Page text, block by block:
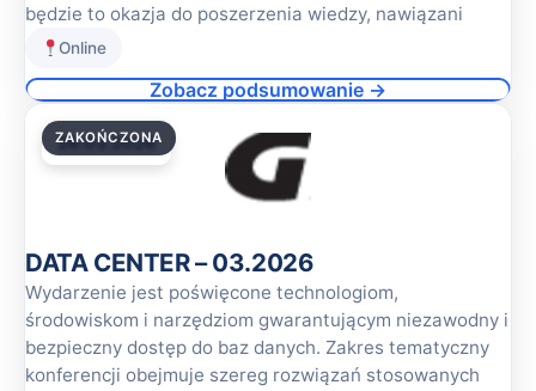
będzie to okazja do poszerzenia wiedzy, nawiązani
Online
Zobacz podsumowanie →
26.03.2026
ZAKOŃCZONA
DATA CENTER – 03.2026
Wydarzenie jest poświęcone technologiom,
środowiskom i narzędziom gwarantującym niezawodny i
bezpieczny dostęp do baz danych. Zakres tematyczny
konferencji obejmuje szereg rozwiązań stosowanych